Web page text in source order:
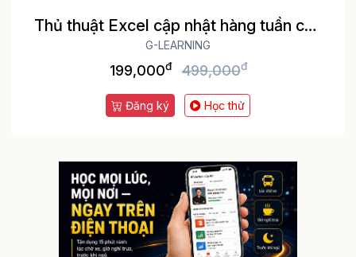
Thủ thuật Excel cập nhật hàng tuần cho
dân văn phòng
G-LEARNING
199,000đ 499,000đ
Đăng ký Học thử